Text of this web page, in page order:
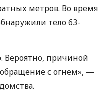
метров. Во время
тело 63-
Вероятно, причиной
с огнем», —